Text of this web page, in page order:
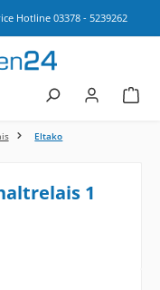
Hotline 03378 - 5239262
Eltako
1